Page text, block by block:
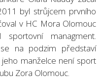
byl strůjcem prvního
v HC Mora Olomouc
managment.
na podzim představí
manželce není sport
Zora Olomouc.